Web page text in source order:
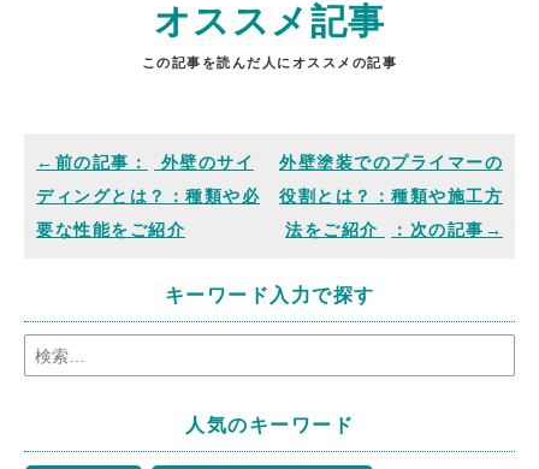
オススメ記事
この記事を読んだ人にオススメの記事
外壁のサイ
ディングとは？：種類や必
要な性能をご紹介
外壁塗装でのプライマーの
役割とは？：種類や施工方
法をご紹介
キーワード入力で探す
人気のキーワード